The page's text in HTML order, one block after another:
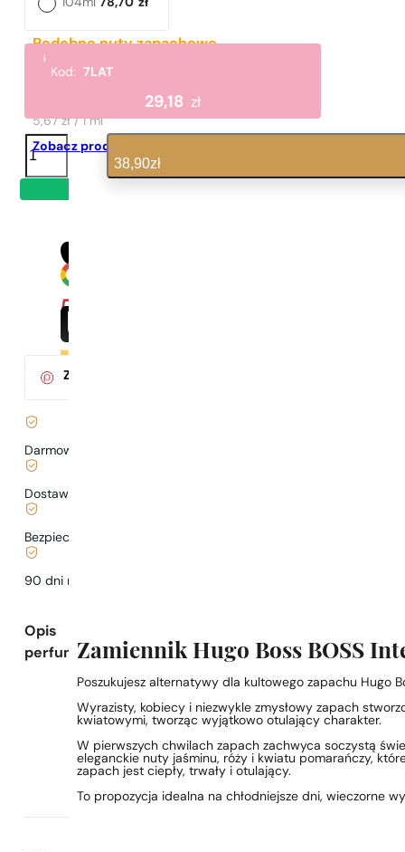
Podobne nuty zapachowe
BOSS Bottled
5,67 zł / 1 ml
Zobacz produkt
78,70 zł
104ml
i
Kod:7LAT
29,18 zł
ilość
N°
194
38,90zł
Za zakup tego produktu
Darmowa dostawa już
Dostawa już
Bezpieczne zakupy i płatności
90 dni na
Opis
perfum Zamiennik Hugo Boss BOSS
Poszukujesz alternatywy dla kultowego zapachu Hugo
Wyrazisty, kobiecy i niezwykle zmysłowy zapach
kwiatowymi, tworząc wyjątkowo otulający charakter.
W pierwszych chwilach zapach zachwyca soczystą
eleganckie nuty jaśminu, róży i kwiatu pomarańczy,
zapach jest ciepły, trwały i otulający.
To propozycja idealna na chłodniejsze dni, wieczorne